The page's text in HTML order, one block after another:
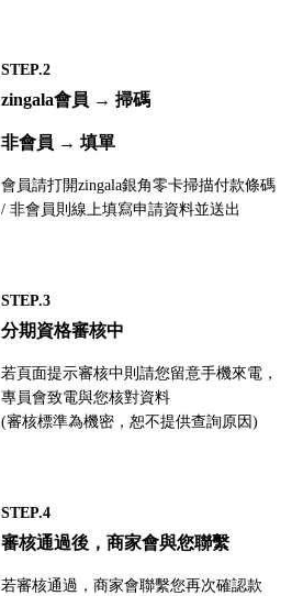
STEP.2
zingala會員 → 掃碼
非會員 → 填單
會員請打開zingala銀角零卡掃描付款條碼
/ 非會員則線上填寫申請資料並送出
STEP.3
分期資格審核中
若頁面提示審核中則請您留意手機來電，
專員會致電與您核對資料
(審核標準為機密，恕不提供查詢原因)
STEP.4
審核通過後，商家會與您聯繫
若審核通過，商家會聯繫您再次確認款